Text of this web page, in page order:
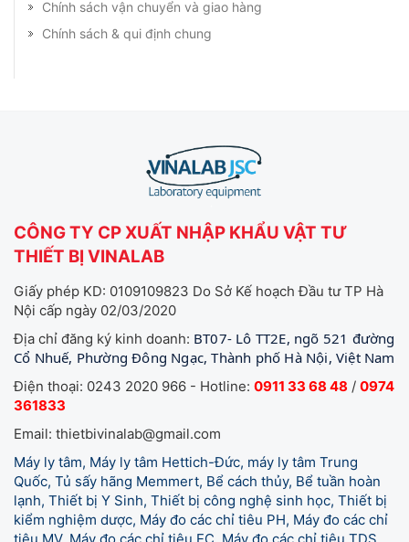
Chính sách vận chuyển và giao hàng
Chính sách & qui định chung
CÔNG TY CP XUẤT NHẬP KHẨU VẬT TƯ
THIẾT BỊ VINALAB
Giấy phép KD: 0109109823 Do Sở Kế hoạch Đầu tư TP Hà
Nội cấp ngày 02/03/2020
Địa chỉ đăng ký kinh doanh: BT07- Lô TT2E, ngõ 521 đường
Cổ Nhuế, Phường Đông Ngạc, Thành phố Hà Nội, Việt Nam
Điện thoại: 0243 2020 966 - Hotline: 0911 33 68 48 / 0974
361833
Email: thietbivinalab@gmail.com
Máy ly tâm, Máy ly tâm Hettich-Đức, máy ly tâm Trung
Quốc, Tủ sấy hãng Memmert, Bể cách thủy, Bể tuần hoàn
lạnh, Thiết bị Y Sinh, Thiết bị công nghệ sinh học, Thiết bị
kiểm nghiệm dược, Máy đo các chỉ tiêu PH, Máy đo các chỉ